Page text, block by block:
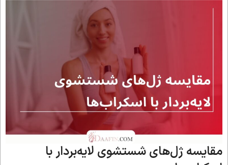
مقایسه ژل‌های شستشوی لایه‌بردار با